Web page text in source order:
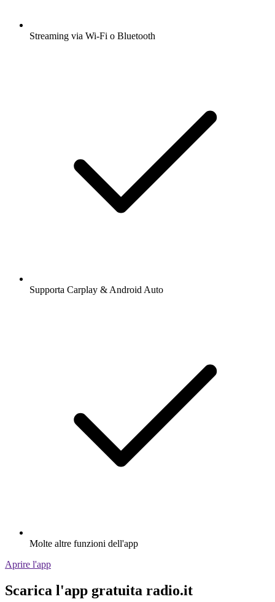
Streaming via Wi-Fi o Bluetooth
Supporta Carplay & Android Auto
Molte altre funzioni dell'app
Aprire l'app
Scarica l'app gratuita radio.it